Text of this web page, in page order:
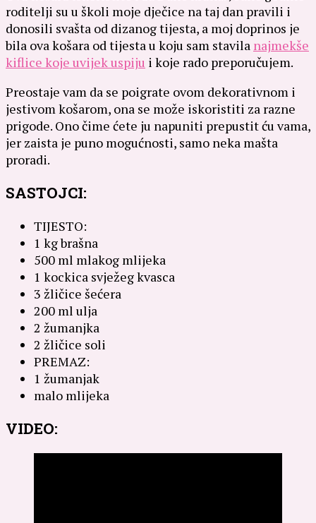
roditelji su u školi moje dječice na taj dan pravili i
donosili svašta od dizanog tijesta, a moj doprinos je
bila ova košara od tijesta u koju sam stavila najmekše
kiflice koje uvijek uspiju i koje rado preporučujem.
Preostaje vam da se poigrate ovom dekorativnom i
jestivom košarom, ona se može iskoristiti za razne
prigode. Ono čime ćete ju napuniti prepustit ću vama,
jer zaista je puno mogućnosti, samo neka mašta
proradi.
SASTOJCI:
TIJESTO:
1 kg brašna
500 ml mlakog mlijeka
1 kockica svježeg kvasca
3 žličice šećera
200 ml ulja
2 žumanjka
2 žličice soli
PREMAZ:
1 žumanjak
malo mlijeka
VIDEO: